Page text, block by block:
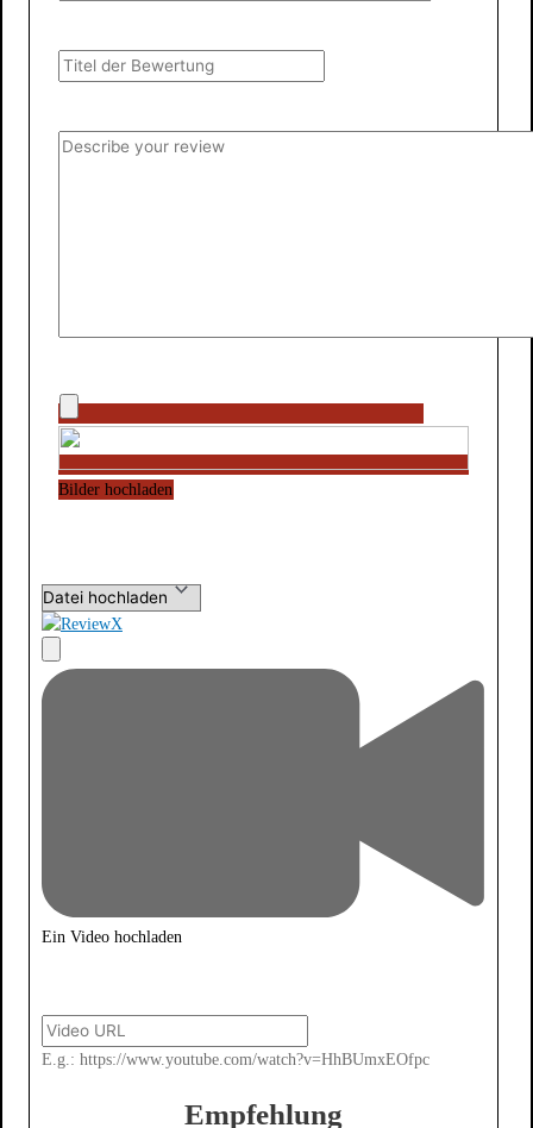
Bilder hochladen
Ein Video hochladen
E.g.: https://www.youtube.com/watch?v=HhBUmxEOfpc
Empfehlung